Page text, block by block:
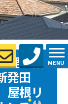
MENU
理の相
発田
屋根リ